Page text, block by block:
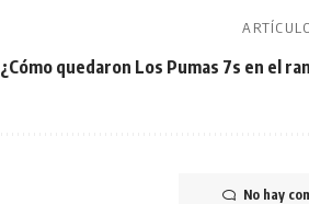
¿Cómo quedaron Los Pumas 7s en el
No hay